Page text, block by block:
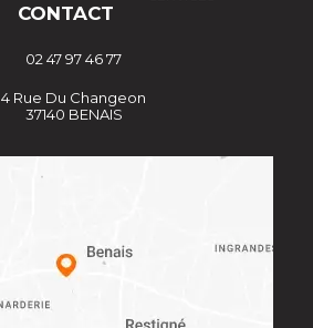
CONTACT
02 47 97 46 77
4 Rue Du Changeon
37140 BENAIS